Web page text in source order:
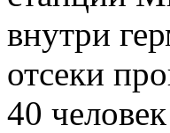
внутри
отсеки
40 человек